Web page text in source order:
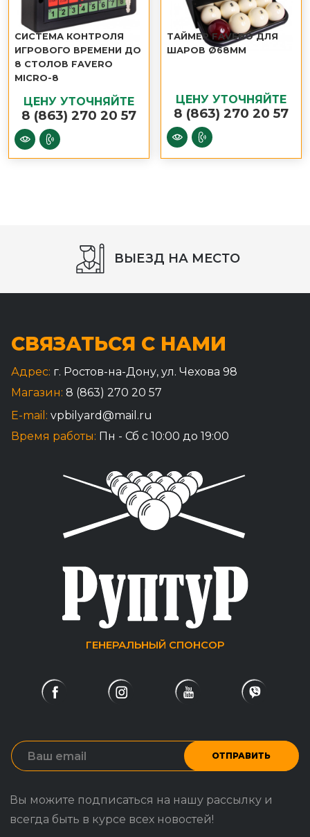
СИСТЕМА КОНТРОЛЯ
ИГРОВОГО ВРЕМЕНИ ДО
8 СТОЛОВ FAVERO
MICRO-8
ЦЕНУ УТОЧНЯЙТЕ
8 (863) 270 20 57
ТАЙМЕР FAVERO ДЛЯ
ШАРОВ Ø68ММ
ЦЕНУ УТОЧНЯЙТЕ
8 (863) 270 20 57
ВЫЕЗД НА МЕСТО
СВЯЗАТЬСЯ С НАМИ
Адрес: г. Ростов-на-Дону, ул. Чехова 98
Магазин: 8 (863) 270 20 57
E-mail: vpbilyard@mail.ru
Время работы: Пн - Сб с 10:00 до 19:00
ГЕНЕРАЛЬНЫЙ СПОНСОР
ОТПРАВИТЬ
Вы можите подписаться на нашу рассылку и
всегда быть в курсе всех новостей!